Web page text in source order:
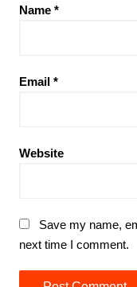
Name *
Email *
Website
Save my name,
next time I comment.